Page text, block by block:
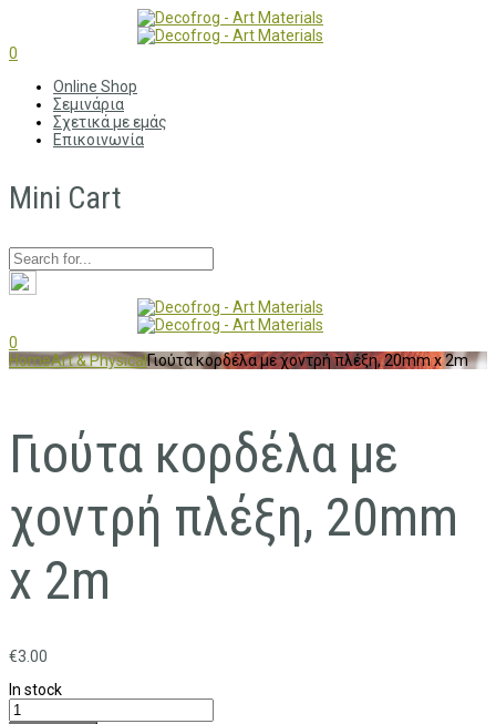
0
Online Shop
Σεμινάρια
Σχετικά με εμάς
Επικοινωνία
Mini Cart
0
HomeArt & PhysicalΓιούτα κορδέλα με χοντρή πλέξη, 20mm x 2m
Γιούτα κορδέλα με
χοντρή πλέξη, 20mm
x 2m
€3.00
In stock